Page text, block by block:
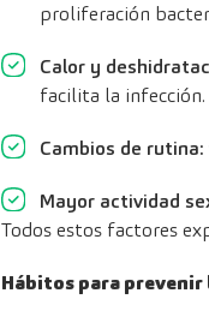
proliferación
Calor y
facilita la infección.
Cambios de rutina:
Mayor actividad
Todos estos factores
Hábitos para